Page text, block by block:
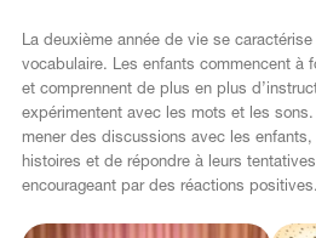
La deuxième année de vie se
vocabulaire. Les enfants commencent à
et comprennent de plus en plus
expérimentent avec les mots et les
mener des discussions avec les
histoires et de répondre à leurs
encourageant par des réactions positives.